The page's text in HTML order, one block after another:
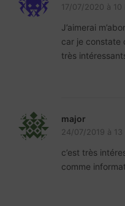
17/07/2020 à 10
J’aimerai
car je constate
très
major
24/07/2019 à 13
c’est très
comme